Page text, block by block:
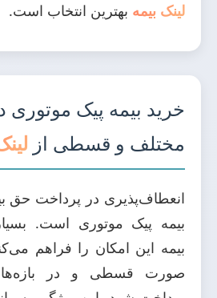
لینک بیمه بهترین انتخاب است.
خرید بیمه پیک موتوری
مختلف و قسطی از
انعطاف‌پذیری در پرداخت حق
بیمه پیک موتوری است.
بیمه این امکان را فراهم
صورت قسطی و در